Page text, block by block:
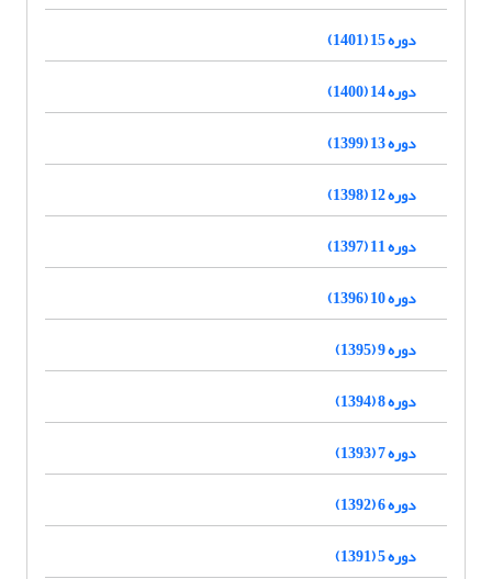
دوره 15 (1401)
دوره 14 (1400)
دوره 13 (1399)
دوره 12 (1398)
دوره 11 (1397)
دوره 10 (1396)
دوره 9 (1395)
دوره 8 (1394)
دوره 7 (1393)
دوره 6 (1392)
دوره 5 (1391)